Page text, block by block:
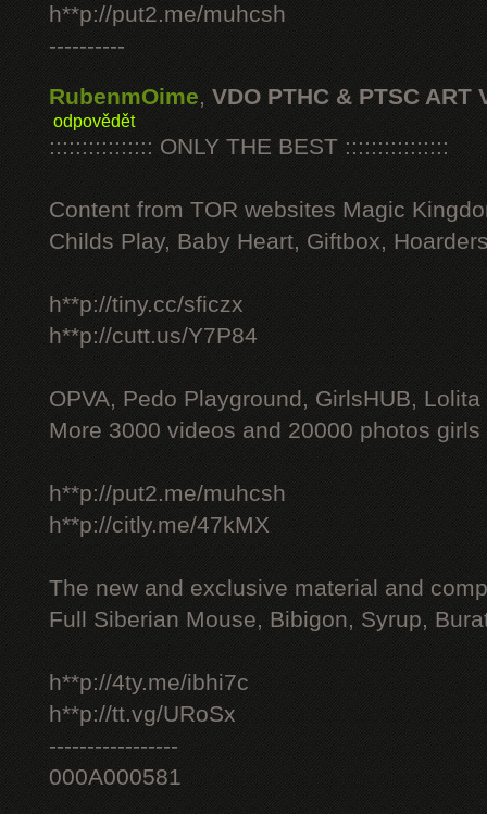
h**p://put2.me/muhcsh
----------
RubenmOime, VDO PTHC & PTSC ART
odpovědět
:::::::::::::::: ONLY THE BEST ::::::::::::::::
Content from TOR websites Magic
Childs Play, Baby Heart, Giftbox,
h**p://tiny.cc/sficzx
h**p://cutt.us/Y7P84
OPVA, Pedo Playground, GirlsHUB, Lolita
More 3000 videos and 20000 photos
h**p://put2.me/muhcsh
h**p://citly.me/47kMX
The new and exclusive material and
Full Siberian Mouse, Bibigon, Syrup,
h**p://4ty.me/ibhi7c
h**p://tt.vg/URoSx
-----------------
000A000581